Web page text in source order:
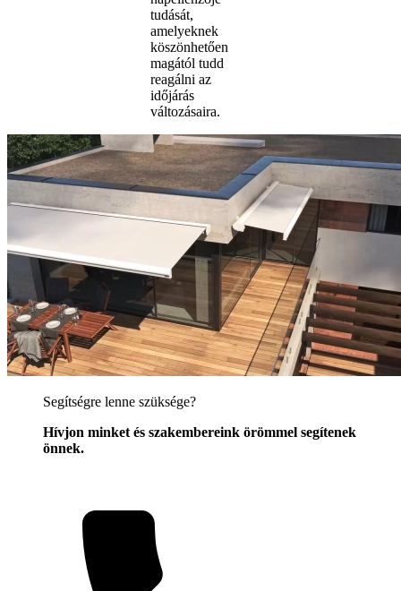
tudását,
amelyeknek
köszönhetően
magától tudd
reagálni az
időjárás
változásaira.
Segítségre lenne szüksége?
Hívjon minket és szakembereink örömmel segítenek
önnek.